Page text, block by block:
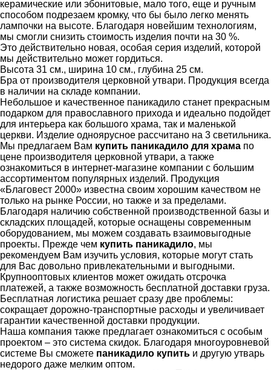
керамические или эбонитовые, мало того, еще и ручным
способом подрезаем кромку, что бы было легко менять
лампочки на высоте. Благодаря новейшим технологиям,
мы смогли снизить стоимость изделия почти на 30 %.
Это действительно новая, особая серия изделий, которой
мы действительно может гордиться.
Высота 31 см., ширина 10 см., глубина 25 см.
Бра от производителя церковной утвари. Продукция всегда
в наличии на складе компании.
Небольшое и качественное паникадило станет прекрасным
подарком для православного прихода и идеально подойдет
для интерьера как большого храма, так и маленькой
церкви. Изделие одноярусное рассчитано на 3 светильника.
Мы предлагаем Вам купить паникадило для храма по
цене производителя церковной утвари, а также
ознакомиться в интернет-магазине компании с большим
ассортиментом популярных изделий. Продукция
«Благовест 2000» известна своим хорошим качеством не
только на рынке России, но также и за пределами.
Благодаря наличию собственной производственной базы и
складских площадей, которые оснащены современным
оборудованием, мы можем создавать взаимовыгодные
проекты. Прежде чем купить паникадило, мы
рекомендуем Вам изучить условия, которые могут стать
для Вас довольно привлекательными и выгодными.
Крупнооптовых клиентов может ожидать отсрочка
платежей, а также возможность бесплатной доставки груза.
Бесплатная логистика решает сразу две проблемы:
сокращает дорожно-транспортные расходы и увеличивает
гарантии качественной доставки продукции.
Наша компания также предлагает ознакомиться с особым
проектом – это система скидок. Благодаря многоуровневой
системе Вы сможете паникадило купить и другую утварь
недорого даже мелким оптом.